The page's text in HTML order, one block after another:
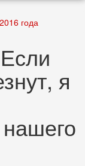
года
я